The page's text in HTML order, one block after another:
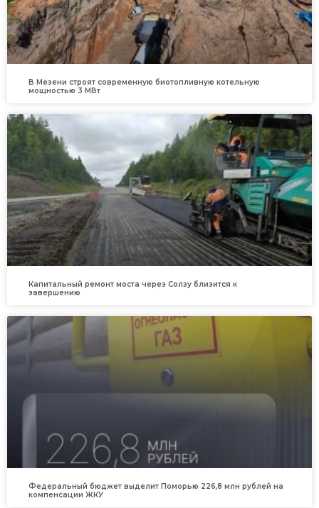
В Мезени строят современную биотопливную котельную
мощностью 3 МВт
Капитальный ремонт моста через Солзу близится к
завершению
Федеральный бюджет выделит Поморью 226,8 млн рублей на
компенсации ЖКУ